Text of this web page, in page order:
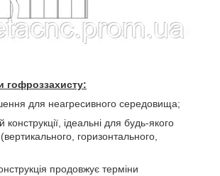
гофроззахисту:
для неагресивного середовища;
конструкції, ідеальні для будь-якого
горизонтального,
продовжує терміни